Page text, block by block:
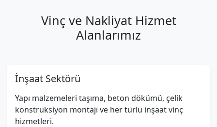
Vinç ve Nakliyat Hizmet
Alanlarımız
İnşaat Sektörü
Yapı malzemeleri taşıma, beton dökümü, çelik
konstrüksiyon montajı ve her türlü inşaat vinç
hizmetleri.